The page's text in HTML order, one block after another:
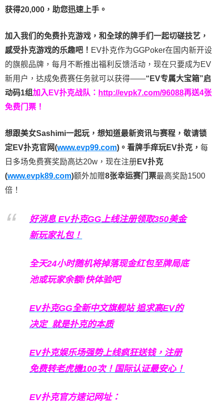
获得20,000，助您迅速上手。
加入我们的免费扑克游戏，和全球的牌手们一起切磋技艺，
感受扑克游戏的乐趣吧！ EV扑克作为GGPoker在国内新开设
的旗舰品牌，每月不断推出福利反馈活动，现在只要成为EV
新用户，达成免费赛任务就可以获得——“EV专属大宝箱”启
动码1组加入EV扑克战队： http://evpk7.com/96088再送4张
免费门票！
想跟美女Sashimi一起玩， 想知道最新资讯与赛程， 敬请锁
定EV扑克官网(www.evp99.com)。 看牌手痒玩EV扑克， 每
日多场免费赛奖励高达20w，现在注册 EV扑克
(www.evpk89.com)额外加赠8张幸运赛门票最高奖励1500
倍！
好消息 EV扑克GG上线注册领取350美金
新玩家礼包！
全天24小时随机将掉落现金红包至牌局底
池或玩家余额!快体验吧
EV扑克GG全新中文旗舰站追求高EV的
决定 就是扑克的本质
EV扑克娱乐场强势上线疯狂送钱，注册
免费转老虎機100次！国际认证最安心！
EV扑克官方速记网址：